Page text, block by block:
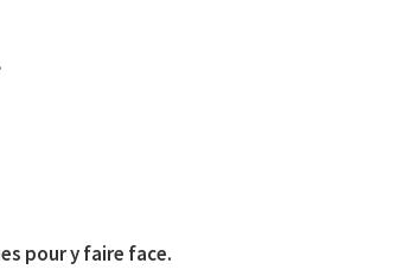
pour y faire face.